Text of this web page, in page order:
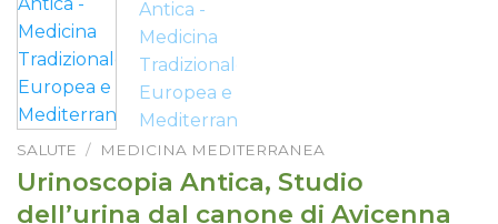
SALUTE / MEDICINA MEDITERRANEA
Urinoscopia Antica, Studio
dell’urina dal canone di Avicenna